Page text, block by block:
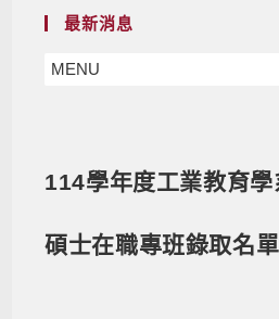
最新消息
MENU
114學年度工業教育
碩士在職專班錄取名單